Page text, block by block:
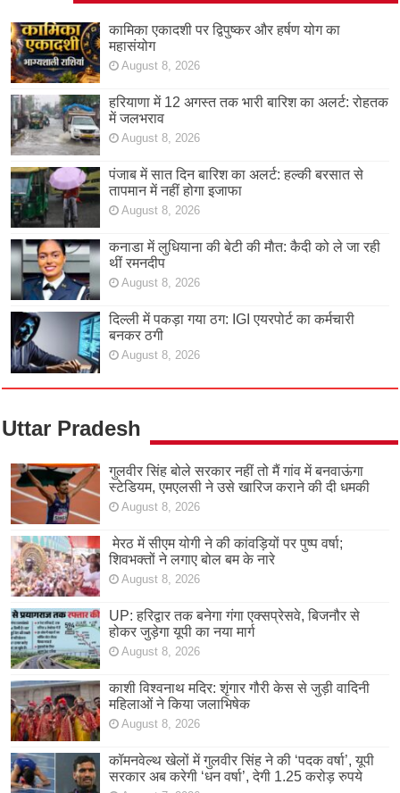
कामिका एकादशी पर द्विपुष्कर और हर्षण योग का
महासंयोग
August 8, 2026
हरियाणा में 12 अगस्त तक भारी बारिश का अलर्ट: रोहतक
में जलभराव
August 8, 2026
पंजाब में सात दिन बारिश का अलर्ट: हल्की बरसात से
तापमान में नहीं होगा इजाफा
August 8, 2026
कनाडा में लुधियाना की बेटी की माैत: कैदी को ले जा रही
थीं रमनदीप
August 8, 2026
दिल्ली में पकड़ा गया ठग: IGI एयरपोर्ट का कर्मचारी
बनकर ठगी
August 8, 2026
Uttar Pradesh
गुलवीर सिंह बोले सरकार नहीं तो मैं गांव में बनवाऊंगा
स्टेडियम, एमएलसी ने उसे खारिज कराने की दी धमकी
August 8, 2026
मेरठ में सीएम योगी ने की कांवड़ियों पर पुष्प वर्षा;
शिवभक्तों ने लगाए बोल बम के नारे
August 8, 2026
UP: हरिद्वार तक बनेगा गंगा एक्सप्रेसवे, बिजनौर से
होकर जुड़ेगा यूपी का नया मार्ग
August 8, 2026
काशी विश्वनाथ मदिर: शृंगार गौरी केस से जुड़ी वादिनी
महिलाओं ने किया जलाभिषेक
August 8, 2026
कॉमनवेल्थ खेलों में गुलवीर सिंह ने की ‘पदक वर्षा’, यूपी
सरकार अब करेगी ‘धन वर्षा’, देगी 1.25 करोड़ रुपये